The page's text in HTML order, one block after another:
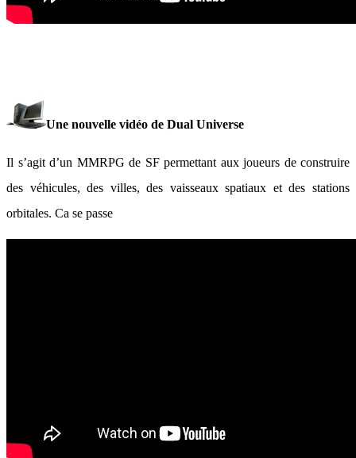
Une nouvelle vidéo de Dual Universe
Il s’agit d’un MMRPG de SF permettant aux joueurs de construire
des véhicules, des villes, des vaisseaux spatiaux et des stations
orbitales. Ca se passe